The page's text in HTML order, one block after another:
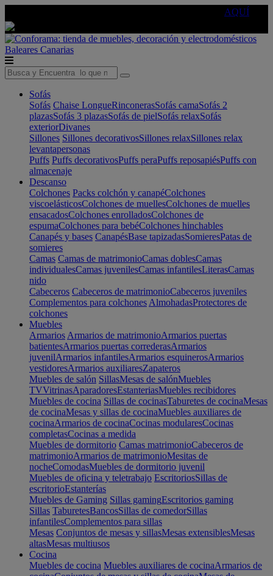
AQUÍ
Baleares Canarias
Sofás
Sofás Chaise LongueRinconerasSofás camaSofás 2
plazasSofás 3 plazasSofás de pielSofás relaxSofás
exteriorDivanes
Sillones Sillones decorativosSillones relaxSillones relax
levantapersonas
Puffs Puffs decorativosPuffs peraPuffs reposapiésPuffs con
almacenaje
Descanso
Colchones Packs colchón y canapéColchones
viscoelásticosColchones de muellesColchones de muelles
ensacadosColchones enrolladosColchones de
espumaColchones para bebéColchones hinchables
Canapés y bases CanapésBase tapizadasSomieresPatas de
somieres
Camas Camas de matrimonioCamas doblesCamas
individualesCamas juvenilesCamas infantilesLiterasCamas
nido
Cabeceros Cabeceros de matrimonioCabeceros juveniles
Complementos para colchones AlmohadasProtectores de
colchones
Muebles
Armarios Armarios de matrimonioArmarios puertas
batientesArmarios puertas correderasArmarios
juvenilArmarios infantilesArmarios esquinerosArmarios
vestidoresArmarios auxiliaresZapateros
Muebles de salón SillasMesas de salónMuebles
TVVitrinasAparadoresEstanteriasMuebles recibidores
Muebles de cocina Sillas de cocinasTaburetes de cocinaMesas
de cocinaMesas y sillas de cocinaMuebles auxiliares de
cocinaArmarios de cocinaCocinas modularesCocinas
completasCocinas a medida
Muebles de dormitorio Camas matrimonioCabeceros de
matrimonioArmarios de matrimonioMesitas de
nocheComodasMuebles de dormitorio juvenil
Muebles de oficina y teletrabajo EscritoriosSillas de
escritorioEstanterías
Muebles de Gaming Sillas gamingEscritorios gaming
Sillas TaburetesBancosSillas de comedorSillas
infantilesComplementos para sillas
Mesas Conjuntos de mesas y sillasMesas extensiblesMesas
altasMesas multiusos
Cocina
Muebles de cocina Muebles auxiliares de cocinaArmarios de